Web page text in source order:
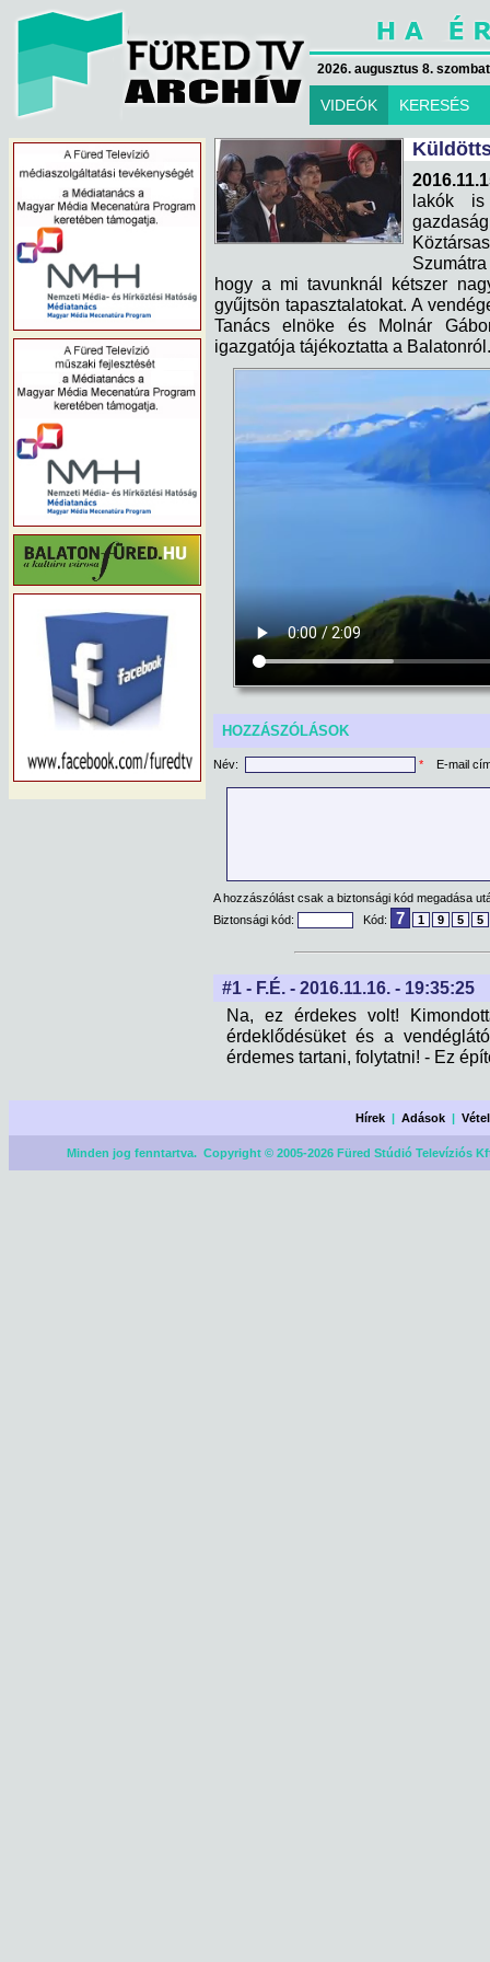
2026. augusztus 8.
VIDEÓK KERESÉS
lakók is
hogy a mi tavunknál kétszer
gyűjtsön tapasztalatokat. A
Tanács elnöke és Molnár
igazgatója tájékoztatta a Balatonról.
HOZZÁSZÓLÁSOK
Név: * E-mail
A hozzászólást csak a biztonsági kód megadása
Biztonsági kód:
Kód: 7 1 9 5 5
#1 - F.É. - 2016.11.16. - 19:35:25
Na, ez érdekes volt!
érdeklődésüket és a
érdemes tartani, folytatni! - Ez
Hírek |Adások |
Minden jog fenntartva. Copyright © 2005-2026 Füred Stúdió Televíziós